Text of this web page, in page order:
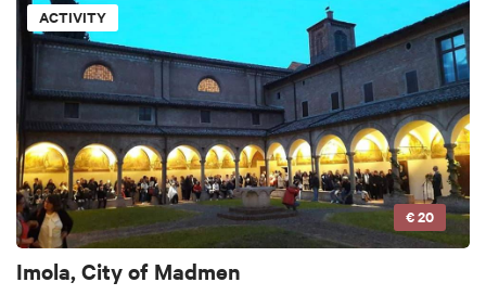
ACTIVITY
€ 20
Imola, City of Madmen